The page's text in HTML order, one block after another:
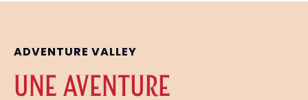
ADVENTURE VALLEY
UNE AVENTURE